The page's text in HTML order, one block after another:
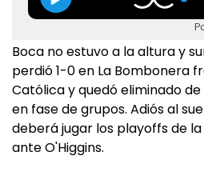
Boca no estuvo a la altura y
perdió 1-0 en La Bombonera
Católica y quedó eliminado
en fase de grupos. Adiós al
deberá jugar los playoffs de
ante O'Higgins.